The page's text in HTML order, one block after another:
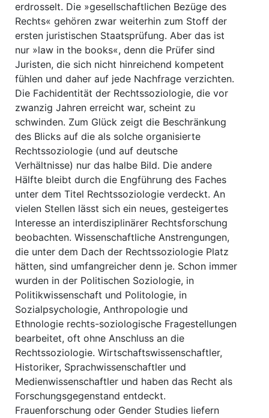
erdrosselt. Die »gesellschaftlichen Bezüge des
Rechts« gehören zwar weiterhin zum Stoff der
ersten juristischen Staatsprüfung. Aber das ist
nur »law in the books«, denn die Prüfer sind
Juristen, die sich nicht hinreichend kompetent
fühlen und daher auf jede Nachfrage verzichten.
Die Fachidentität der Rechtssoziologie, die vor
zwanzig Jahren erreicht war, scheint zu
schwinden. Zum Glück zeigt die Beschränkung
des Blicks auf die als solche organisierte
Rechtssoziologie (und auf deutsche
Verhältnisse) nur das halbe Bild. Die andere
Hälfte bleibt durch die Engführung des Faches
unter dem Titel Rechtssoziologie verdeckt. An
vielen Stellen lässt sich ein neues, gesteigertes
Interesse an interdisziplinärer Rechtsforschung
beobachten. Wissenschaftliche Anstrengungen,
die unter dem Dach der Rechtssoziologie Platz
hätten, sind umfangreicher denn je. Schon immer
wurden in der Politischen Soziologie, in
Politikwissenschaft und Politologie, in
Sozialpsychologie, Anthropologie und
Ethnologie rechts-soziologische Fragestellungen
bearbeitet, oft ohne Anschluss an die
Rechtssoziologie. Wirtschaftswissenschaftler,
Historiker, Sprachwissenschaftler und
Medienwissenschaftler und haben das Recht als
Forschungsgegenstand entdeckt.
Frauenforschung oder Gender Studies liefern